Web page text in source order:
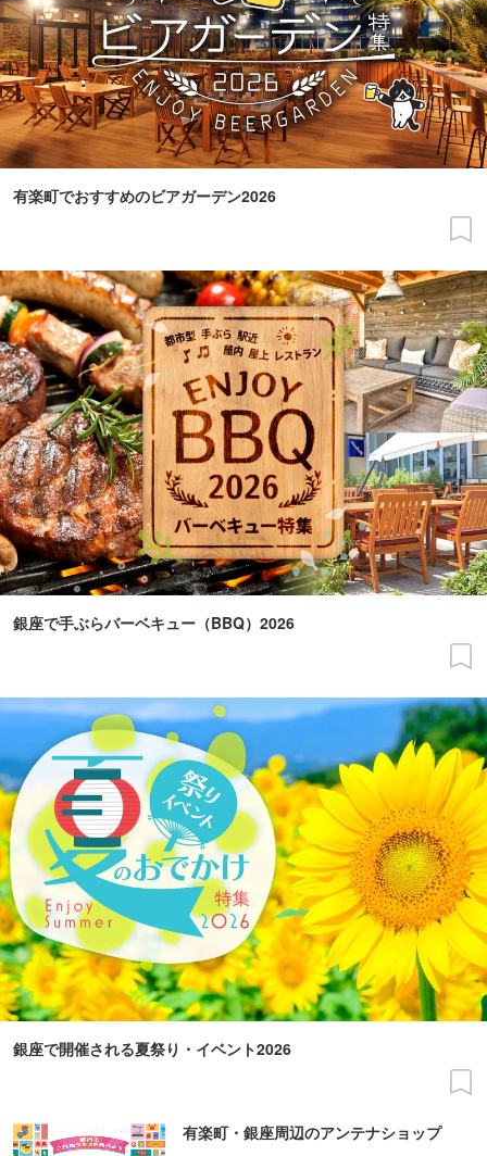
有楽町でおすすめのビアガーデン2026
銀座で手ぶらバーベキュー（BBQ）2026
銀座で開催される夏祭り・イベント2026
有楽町・銀座周辺のアンテナショップ